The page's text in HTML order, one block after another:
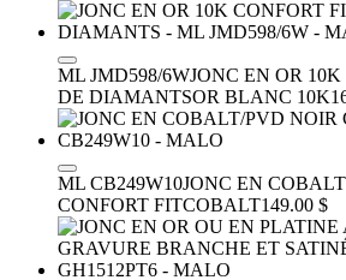
ML JMD598/6WJONC EN OR
DE DIAMANTSOR BLANC 10K
ML CB249W10JONC EN
CONFORT FITCOBALT149.00 $